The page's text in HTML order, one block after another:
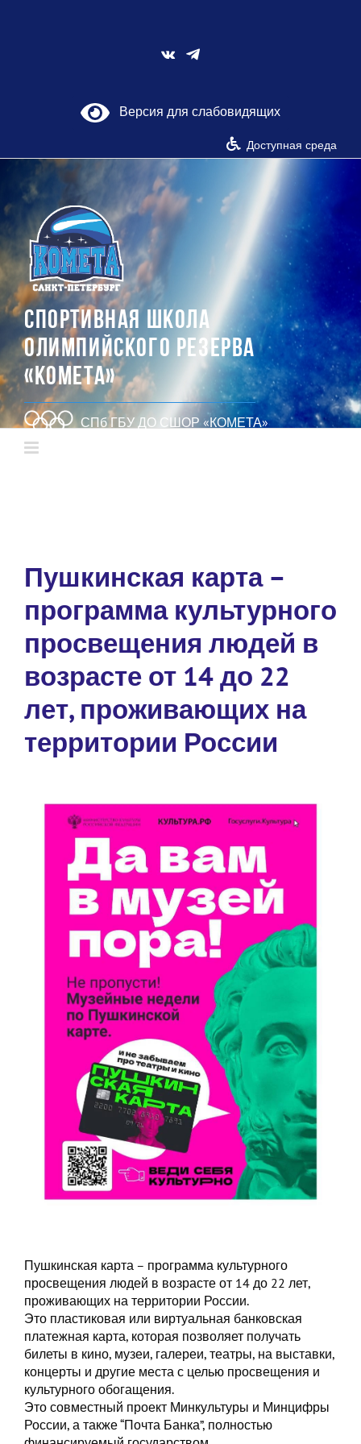
Vk
Версия для слабовидящих
Доступная среда
СПОРТИВНАЯ ШКОЛА
ОЛИМПИЙСКОГО РЕЗЕРВА
«КОМЕТА»
СПб ГБУ ДО СШОР «КОМЕТА»
Пушкинская карта –
программа культурного
просвещения людей в
возрасте от 14 до 22
лет, проживающих на
территории России
Пушкинская карта – программа культурного
просвещения людей в возрасте от 14 до 22 лет,
проживающих на территории России.
Это пластиковая или виртуальная банковская
платежная карта, которая позволяет получать
билеты в кино, музеи, галереи, театры, на выставки,
концерты и другие места с целью просвещения и
культурного обогащения.
Это совместный проект Минкультуры и Минцифры
России, а также “Почта Банка”, полностью